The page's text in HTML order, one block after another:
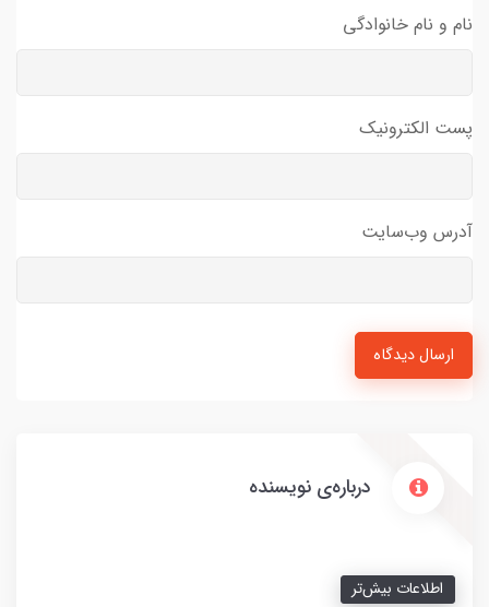
نام و نام خانوادگی
پست الکترونیک
آدرس وب‌سایت
ارسال دیدگاه
درباره‌ی نویسنده
اطلاعات بیش‌تر